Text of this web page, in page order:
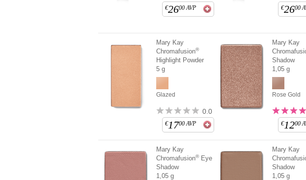
€2600 AVP €2600
Mary Kay
Chromafusion®
Highlight Powder
5 g
Glazed
0.0
€1700 AVP
Mary Kay
Shadow
1,05 g
Rose Gold
€1200
Mary Kay
Chromafusion®Eye
Shadow
1,05 g
Mary Kay
Shadow
1,05 g